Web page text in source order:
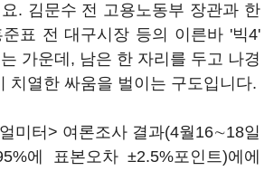
. 김문수 전 고용노동부 장관과 한
표 전 대구시장 등의 이른바 '빅4'
가운데, 남은 한 자리를 두고 나경
치열한 싸움을 벌이는 구도입니다.
미터> 여론조사 결과(4월16∼18일
에 표본오차 ±2.5%포인트)에에